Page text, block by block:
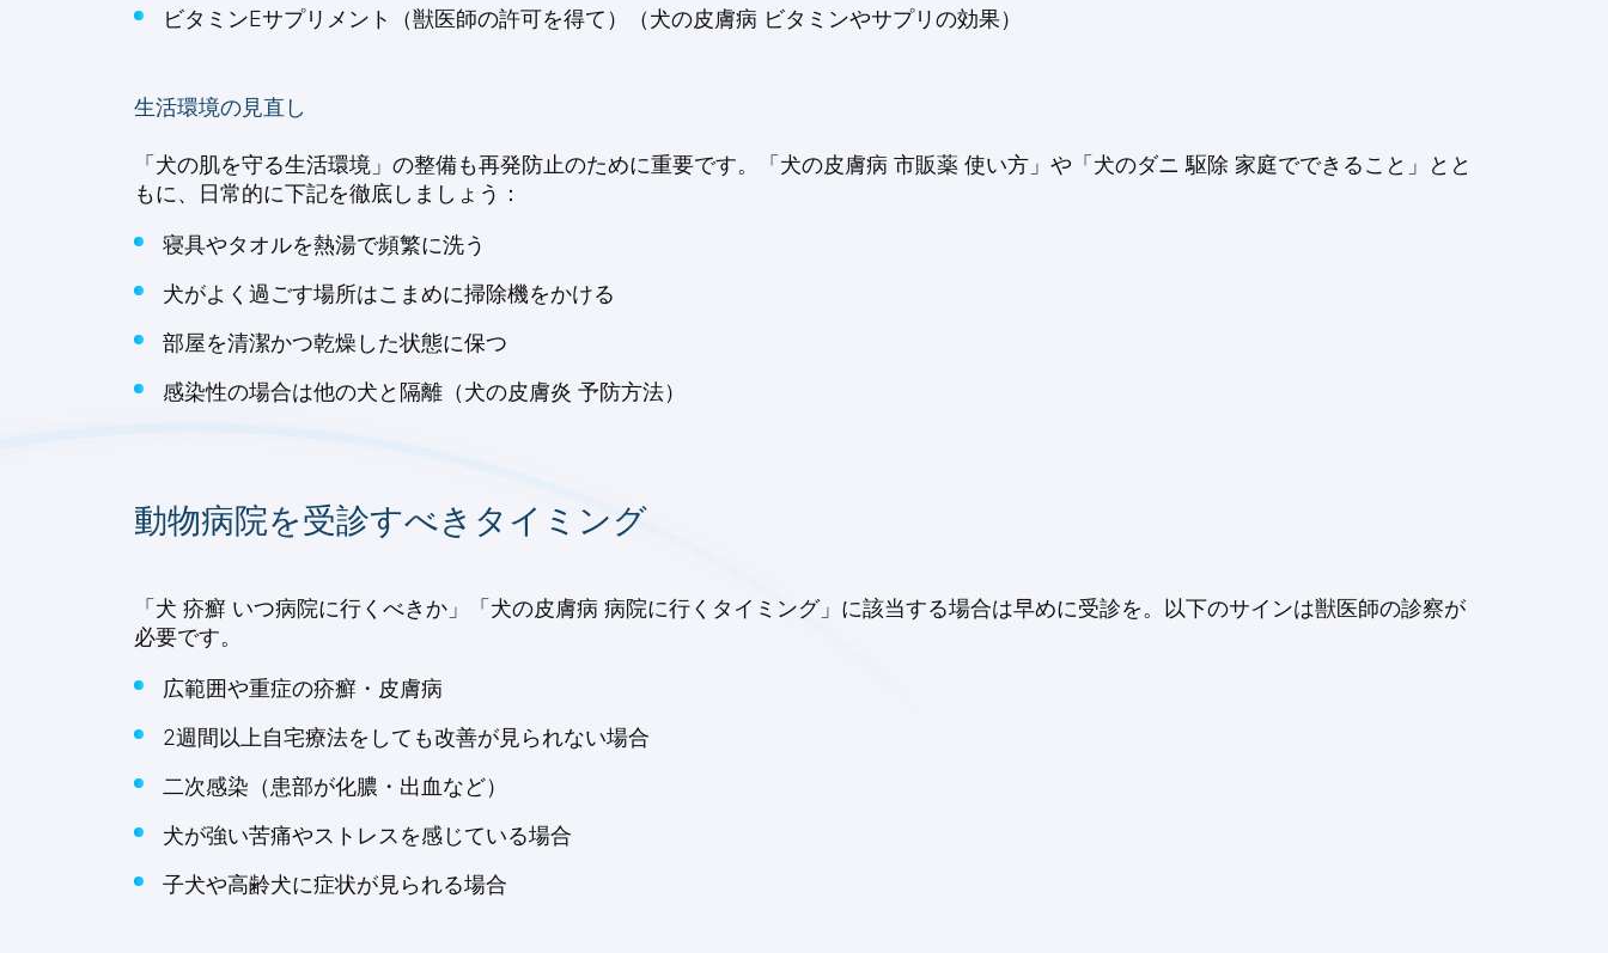
ビタミンEサプリメント（獣医師の許可を得て）（犬の皮膚病 ビタミンやサプリの効果）
生活環境の見直し
「犬の肌を守る生活環境」の整備も再発防止のために重要です。「犬の皮膚病 市販薬 使い方」や「犬のダニ 駆除 家庭でできること」とと
もに、日常的に下記を徹底しましょう：
寝具やタオルを熱湯で頻繁に洗う
犬がよく過ごす場所はこまめに掃除機をかける
部屋を清潔かつ乾燥した状態に保つ
感染性の場合は他の犬と隔離（犬の皮膚炎 予防方法）
動物病院を受診すべきタイミング
「犬 疥癬 いつ病院に行くべきか」「犬の皮膚病 病院に行くタイミング」に該当する場合は早めに受診を。以下のサインは獣医師の診察が
必要です。
広範囲や重症の疥癬・皮膚病
2週間以上自宅療法をしても改善が見られない場合
二次感染（患部が化膿・出血など）
犬が強い苦痛やストレスを感じている場合
子犬や高齢犬に症状が見られる場合